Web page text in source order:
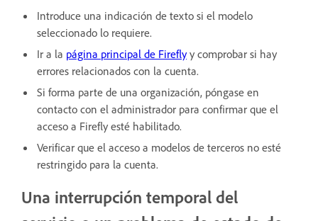
Introduce una indicación de texto si el modelo
seleccionado lo requiere.
Ir a la página principal de Fireflyy comprobar si hay
errores relacionados con la cuenta.
Si forma parte de una organización, póngase en
contacto con el administrador para confirmar que el
acceso a Firefly esté habilitado.
Verificar que el acceso a modelos de terceros no esté
restringido para la cuenta.
Una interrupción temporal del